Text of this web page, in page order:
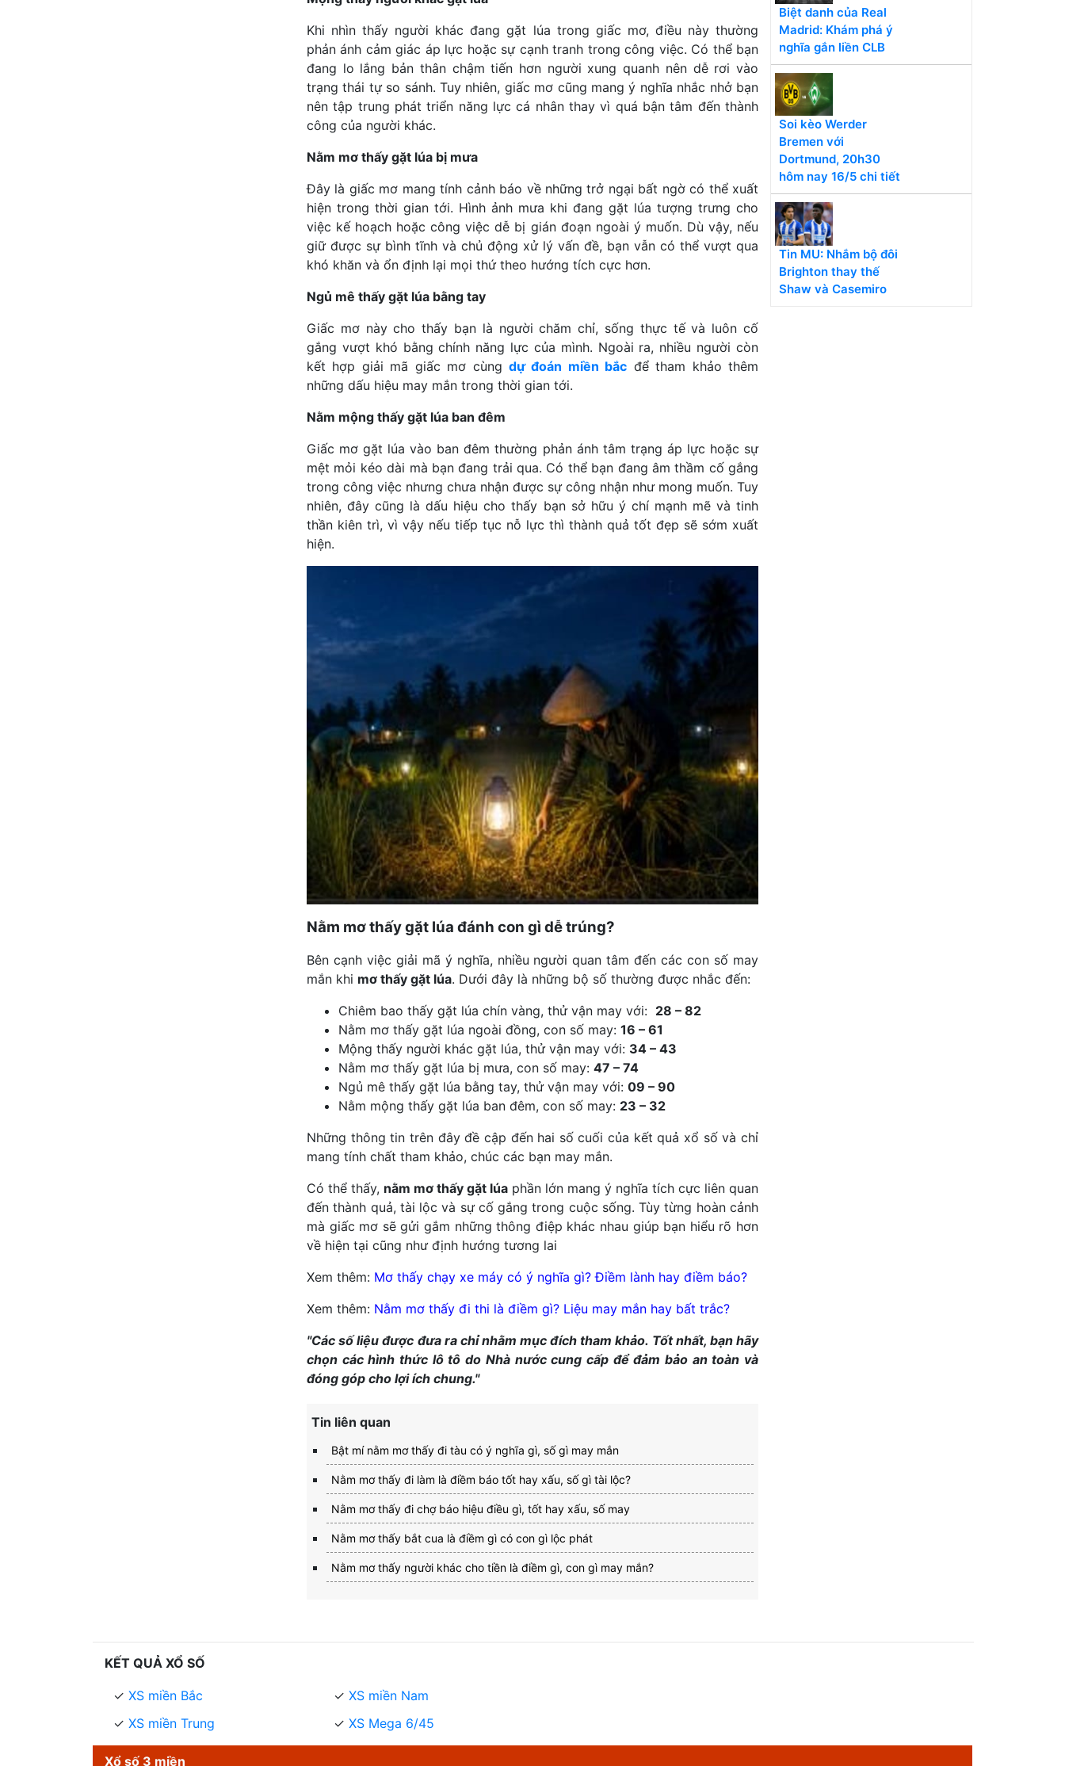
Khi nhìn thấy người khác đang gặt lúa trong giấc mơ, điều này thường
phản ánh cảm giác áp lực hoặc sự cạnh tranh trong công việc. Có thể bạn
đang lo lắng bản thân chậm tiến hơn người xung quanh nên dễ rơi vào
trạng thái tự so sánh. Tuy nhiên, giấc mơ cũng mang ý nghĩa nhắc nhở bạn
nên tập trung phát triển năng lực cá nhân thay vì quá bận tâm đến thành
công của người khác.
Nằm mơ thấy gặt lúa bị mưa
Đây là giấc mơ mang tính cảnh báo về những trở ngại bất ngờ có thể xuất
hiện trong thời gian tới. Hình ảnh mưa khi đang gặt lúa tượng trưng cho
việc kế hoạch hoặc công việc dễ bị gián đoạn ngoài ý muốn. Dù vậy, nếu
giữ được sự bình tĩnh và chủ động xử lý vấn đề, bạn vẫn có thể vượt qua
khó khăn và ổn định lại mọi thứ theo hướng tích cực hơn.
Ngủ mê thấy gặt lúa bằng tay
Giấc mơ này cho thấy bạn là người chăm chỉ, sống thực tế và luôn cố
gắng vượt khó bằng chính năng lực của mình. Ngoài ra, nhiều người còn
kết hợp giải mã giấc mơ cùng dự đoán miền bắc để tham khảo thêm
những dấu hiệu may mắn trong thời gian tới.
Nằm mộng thấy gặt lúa ban đêm
Giấc mơ gặt lúa vào ban đêm thường phản ánh tâm trạng áp lực hoặc sự
mệt mỏi kéo dài mà bạn đang trải qua. Có thể bạn đang âm thầm cố gắng
trong công việc nhưng chưa nhận được sự công nhận như mong muốn. Tuy
nhiên, đây cũng là dấu hiệu cho thấy bạn sở hữu ý chí mạnh mẽ và tinh
thần kiên trì, vì vậy nếu tiếp tục nỗ lực thì thành quả tốt đẹp sẽ sớm xuất
hiện.
Nằm mơ thấy gặt lúa đánh con gì dễ trúng?
Bên cạnh việc giải mã ý nghĩa, nhiều người quan tâm đến các con số may
mắn khi mơ thấy gặt lúa. Dưới đây là những bộ số thường được nhắc đến:
Chiêm bao thấy gặt lúa chín vàng, thử vận may với: 28 – 82
Nằm mơ thấy gặt lúa ngoài đồng, con số may: 16 – 61
Mộng thấy người khác gặt lúa, thử vận may với: 34 – 43
Nằm mơ thấy gặt lúa bị mưa, con số may: 47 – 74
Ngủ mê thấy gặt lúa bằng tay, thử vận may với: 09 – 90
Nằm mộng thấy gặt lúa ban đêm, con số may: 23 – 32
Những thông tin trên đây đề cập đến hai số cuối của kết quả xổ số và chỉ
mang tính chất tham khảo, chúc các bạn may mắn.
Có thể thấy, nằm mơ thấy gặt lúa phần lớn mang ý nghĩa tích cực liên quan
đến thành quả, tài lộc và sự cố gắng trong cuộc sống. Tùy từng hoàn cảnh
mà giấc mơ sẽ gửi gắm những thông điệp khác nhau giúp bạn hiểu rõ hơn
về hiện tại cũng như định hướng tương lai
Xem thêm: Mơ thấy chạy xe máy có ý nghĩa gì? Điềm lành hay điềm báo?
Xem thêm: Nằm mơ thấy đi thi là điềm gì? Liệu may mắn hay bất trắc?
"Các số liệu được đưa ra chỉ nhằm mục đích tham khảo. Tốt nhất, bạn hãy
chọn các hình thức lô tô do Nhà nước cung cấp để đảm bảo an toàn và
đóng góp cho lợi ích chung."
Tin liên quan
Bật mí nằm mơ thấy đi tàu có ý nghĩa gì, số gì may mắn
Nằm mơ thấy đi làm là điềm báo tốt hay xấu, số gì tài lộc?
Nằm mơ thấy đi chợ báo hiệu điều gì, tốt hay xấu, số may
Nằm mơ thấy bắt cua là điềm gì có con gì lộc phát
Nằm mơ thấy người khác cho tiền là điềm gì, con gì may mắn?
Biệt danh của Real
Madrid: Khám phá ý
nghĩa gắn liền CLB
Soi kèo Werder
Bremen với
Dortmund, 20h30
hôm nay 16/5 chi tiết
Tin MU: Nhắm bộ đôi
Brighton thay thế
Shaw và Casemiro
KẾT QUẢ XỔ SỐ
XS miền Bắc
XS miền Trung
XS miền Nam
XS Mega 6/45
Xổ số 3 miền